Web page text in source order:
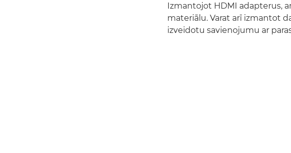
Izmantojot HDMI adapterus,
materiālu. Varat arī izmantot
izveidotu savienojumu ar